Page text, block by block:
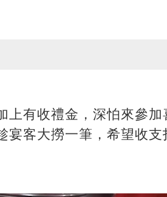
上有收禮金，深怕來參加
宴客大撈一筆，希望收支